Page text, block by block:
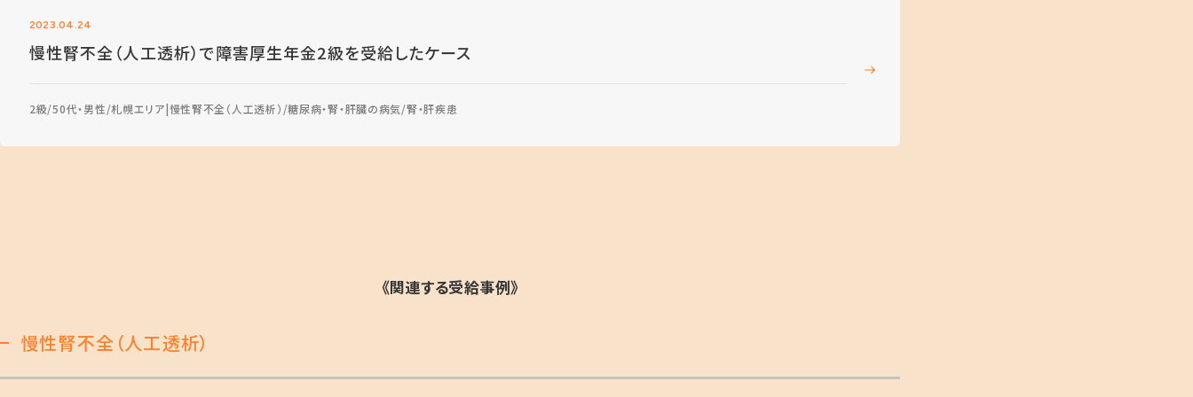
2023.04.24
慢性腎不全（人工透析）で障害厚生年金2級を受給したケース
2級 50代・男性 札幌エリア 慢性腎不全（人工透析） 糖尿病・腎・肝臓の病気 腎・肝疾患
《関連する受給事例》
慢性腎不全（人工透析）